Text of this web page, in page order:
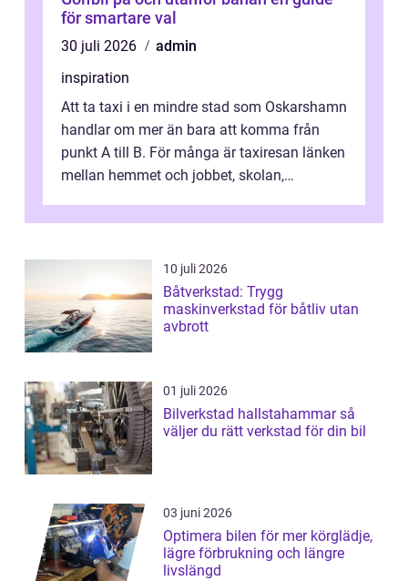
för smartare val
30 juli 2026
admin
inspiration
Att ta taxi i en mindre stad som Oskarshamn
handlar om mer än bara att komma från
punkt A till B. För många är taxiresan länken
mellan hemmet och jobbet, skolan,
10 juli 2026
Båtverkstad: Trygg
maskinverkstad för båtliv utan
avbrott
01 juli 2026
Bilverkstad hallstahammar så
väljer du rätt verkstad för din bil
03 juni 2026
Optimera bilen för mer körglädje,
lägre förbrukning och längre
livslängd